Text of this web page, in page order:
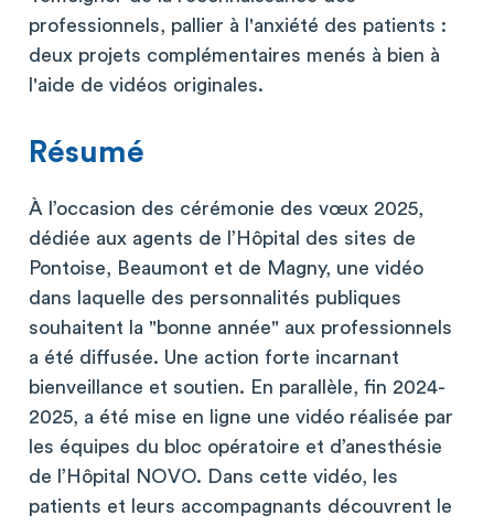
professionnels, pallier à l'anxiété des patients :
deux projets complémentaires menés à bien à
l'aide de vidéos originales.
Résumé
À l’occasion des cérémonie des vœux 2025,
dédiée aux agents de l’Hôpital des sites de
Pontoise, Beaumont et de Magny, une vidéo
dans laquelle des personnalités publiques
souhaitent la "bonne année" aux professionnels
a été diffusée. Une action forte incarnant
bienveillance et soutien. En parallèle, fin 2024-
2025, a été mise en ligne une vidéo réalisée par
les équipes du bloc opératoire et d’anesthésie
de l’Hôpital NOVO. Dans cette vidéo, les
patients et leurs accompagnants découvrent le